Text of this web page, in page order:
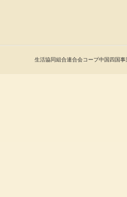
生活協同組合連合会コープ中国四国